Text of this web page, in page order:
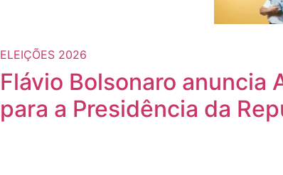
ELEIÇÕES 2026
Flávio Bolsonaro anuncia
para a Presidência da